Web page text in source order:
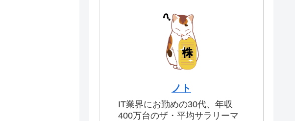
ノト
IT業界にお勤めの30代、年収
400万台のザ・平均サラリーマ